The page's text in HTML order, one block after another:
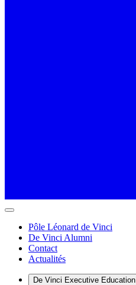
Pôle Léonard de Vinci
De Vinci Alumni
Contact
Actualités
De Vinci Executive Education